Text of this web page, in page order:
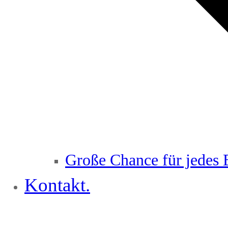
Große Chance für jedes
Kontakt.